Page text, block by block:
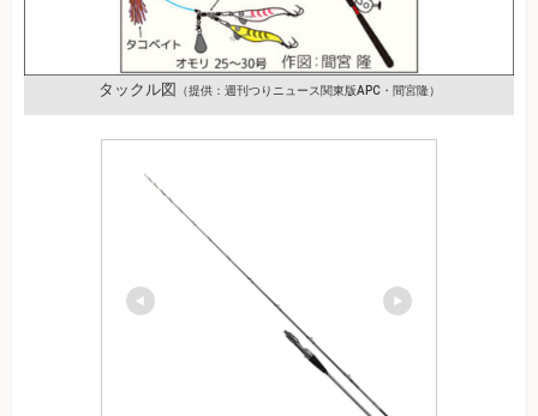
タックル図 （提供：週刊つりニュース関東版APC・間宮隆）